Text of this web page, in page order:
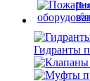
Гидранты